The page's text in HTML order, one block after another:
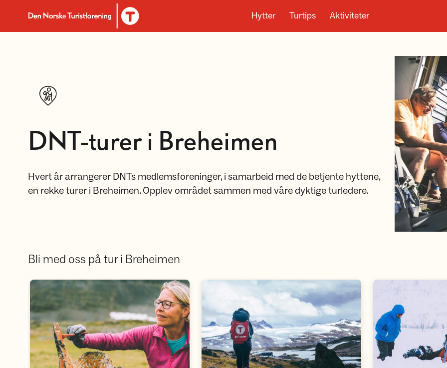
Til DNT.no forside
Hytter Turtips Aktiviteter
DNT-turer i Breheimen
Hvert år arrangerer DNTs medlemsforeninger, i samarbeid med de betjente hyttene,
en rekke turer i Breheimen. Opplev området sammen med våre dyktige turledere.
Bli med oss på tur i Breheimen